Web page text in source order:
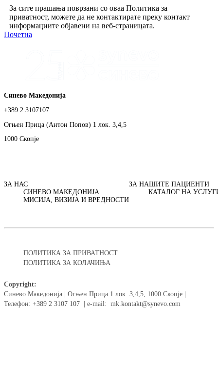
За сите прашања поврзани со оваа Политика за
приватност, можете да не контактирате преку контакт
информациите објавени на веб-страницата.
Почетна
Синево Македонија
+389 2 3107107
Огњен Прица (Антон Попов) 1 лок. 3,4,5
1000 Скопје
ЗА НАС
СИНЕВО МАКЕДОНИЈА
МИСИЈА, ВИЗИЈА И ВРЕДНОСТИ
ЗА НАШИТЕ ПАЦИЕНТИ
КАТАЛОГ НА
ПОЛИТИКА ЗА ПРИВАТНОСТ
ПОЛИТИКА ЗА КОЛАЧИЊА
Copyright:
Синево Македонија | Огњен Прица 1 лок. 3,4,5, 1000 Скопје |
Телефон: +389 2 3107 107 | e-mail: mk.kontakt@synevo.com